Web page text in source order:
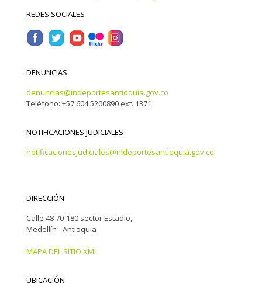
REDES SOCIALES
DENUNCIAS
denuncias@indeportesantioquia.gov.co
Teléfono: +57 604 5200890 ext. 1371
NOTIFICACIONES JUDICIALES
notificacionesjudiciales@indeportesantioquia.gov.co
DIRECCIÓN
Calle 48 70-180 sector Estadio,
Medellín - Antioquia
MAPA DEL SITIO XML
UBICACIÓN